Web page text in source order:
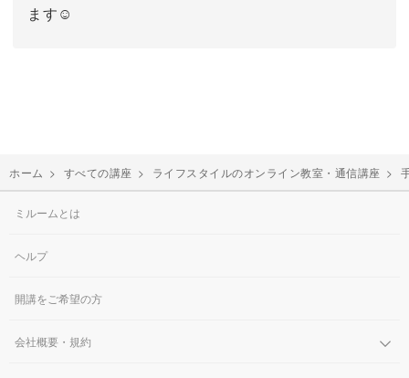
ます☺︎
ホーム > すべての講座 > ライフスタイルのオンライン教室・通信講座 >
ミルームとは
ヘルプ
開講をご希望の方
会社概要・規約